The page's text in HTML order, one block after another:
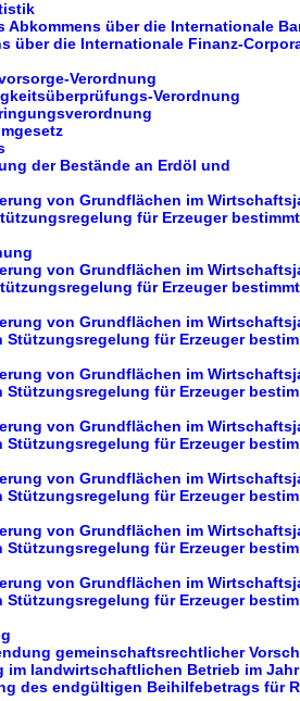
Abkommens über die Internationale
über die Internationale Finanz-
Verordnung
Verordnung
der Bestände an Erdöl und
von Grundflächen im
für Erzeuger
von Grundflächen im
für Erzeuger
von Grundflächen im
Stützungsregelung für Erzeuger
von Grundflächen im
für Erzeuger
von Grundflächen im
für Erzeuger
von Grundflächen im
für Erzeuger
von Grundflächen im
für Erzeuger
von Grundflächen im
für Erzeuger
gemeinschaftsrechtlicher
landwirtschaftlichen Betrieb im Jahr
des endgültigen Beihilfebetrags für